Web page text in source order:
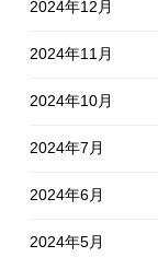
2024年12月
2024年11月
2024年10月
2024年7月
2024年6月
2024年5月